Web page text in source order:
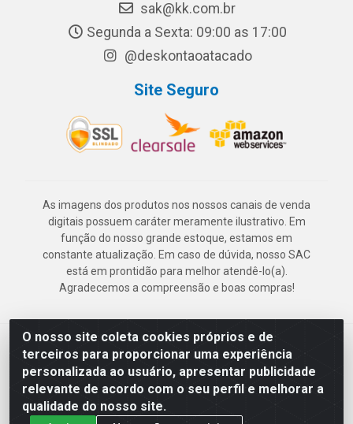
O nosso site coleta cookies próprios e de
terceiros para proporcionar uma experiência
personalizada ao usuário, apresentar publicidade
relevante de acordo com o seu perfil e melhorar a
qualidade do nosso site.
sak@kk.com.br
Segunda a Sexta: 09:00 as 17:00
@deskontaoatacado
Site Seguro
As imagens dos produtos nos nossos canais de venda
digitais possuem caráter meramente ilustrativo. Em
função do nosso grande estoque, estamos em
constante atualização. Em caso de dúvida, nosso SAC
está em prontidão para melhor atendê-lo(a).
Agradecemos a compreensão e boas compras!
Deskontão Atacado - Av. Marechal Mascarenhas de Morais, 2471 -
Imbiribeira - Recife/PE - CEP 51.150-001 - CNPJ 24.150.377/0003-
57